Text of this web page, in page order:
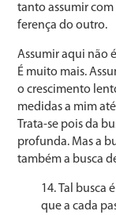
tanto assumir
ferença do outro.
Assumir aqui não
É muito mais.
o crescimento
medidas a mim
Trata-se pois da
profunda. Mas a
também a busca
Tal busca
que a cada